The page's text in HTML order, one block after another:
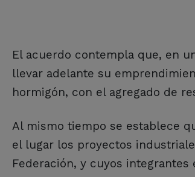
El acuerdo contempla que, en
llevar adelante su
hormigón, con el agregado de
Al mismo tiempo se establece
el lugar los proyectos
Federación, y cuyos